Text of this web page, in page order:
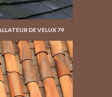
DE VELUX 79